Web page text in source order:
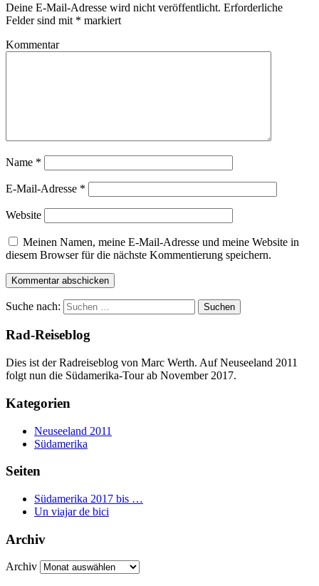
Deine E-Mail-Adresse wird nicht veröffentlicht. Erforderliche
Felder sind mit * markiert
Kommentar
Name *
E-Mail-Adresse *
Website
Meinen Namen, meine E-Mail-Adresse und meine Website in
diesem Browser für die nächste Kommentierung speichern.
Suche nach:
Rad-Reiseblog
Dies ist der Radreiseblog von Marc Werth. Auf Neuseeland 2011
folgt nun die Südamerika-Tour ab November 2017.
Kategorien
Neuseeland 2011
Südamerika
Seiten
Südamerika 2017 bis …
Un viajar de bici
Archiv
Archiv